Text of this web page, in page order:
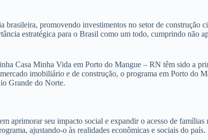
promovendo investimentos no setor de construção
estratégica para o Brasil como um todo, cumprindo não
Casa Minha Vida em Porto do Mangue – RN têm sido a
imobiliário e de construção, o programa em Porto do
Grande do Norte.
seu impacto social e expandir o acesso de famílias
ajustando-o às realidades econômicas e sociais do país.